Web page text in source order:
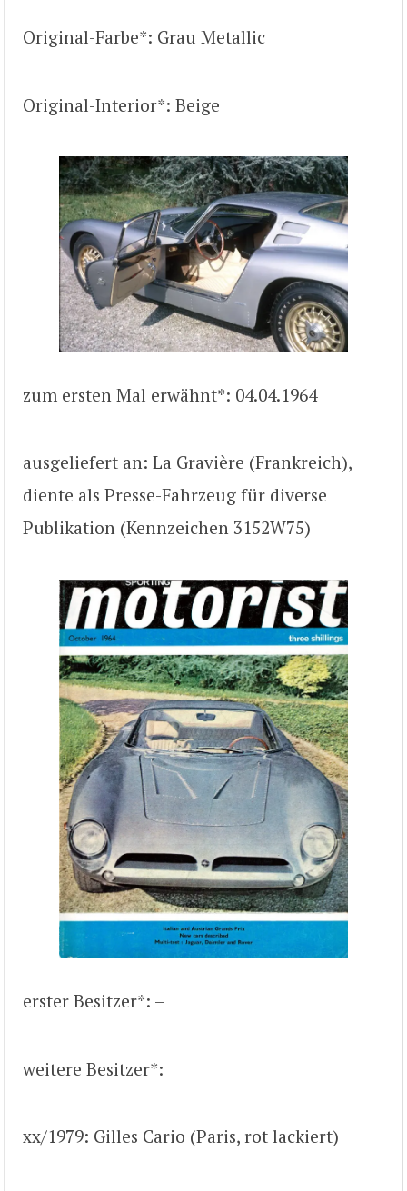
Original-Farbe*: Grau Metallic
Original-Interior*: Beige
zum ersten Mal erwähnt*: 04.04.1964
ausgeliefert an: La Gravière (Frankreich),
diente als Presse-Fahrzeug für diverse
Publikation (Kennzeichen 3152W75)
erster Besitzer*: –
weitere Besitzer*:
xx/1979: Gilles Cario (Paris, rot lackiert)